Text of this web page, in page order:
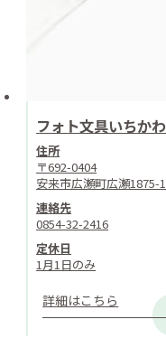
フォト文具いちかわ
住所
〒692-0404
安来市広瀬町広瀬1875-1
連絡先
0854-32-2416
定休日
1月1日のみ
詳細はこちら